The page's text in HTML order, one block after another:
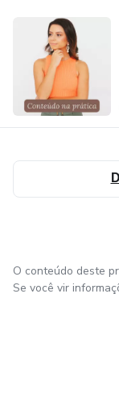
O conteúdo deste
Se você vir